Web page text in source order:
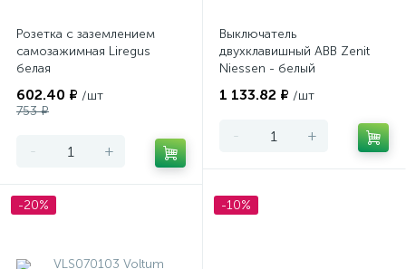
Розетка с заземлением
самозажимная Liregus
белая
602.40 ₽ /шт
753 ₽
- +
Выключатель
двухклавишный ABB Zenit
Niessen - белый
1 133.82 ₽ /шт
- +
-20% -10%